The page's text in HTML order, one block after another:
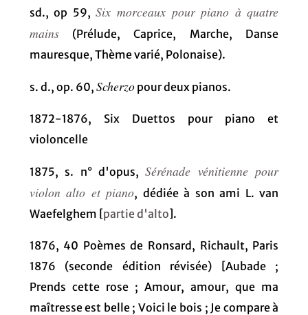
sd., op 59,Six morceaux pour piano à quatre
mains(Prélude, Caprice, Marche, Danse
mauresque, Thème varié, Polonaise).
s. d., op. 60, Scherzopour deux pianos.
1872-1876, Six Duettos pour piano et
violoncelle
1875, s. n° d'opus,Sérénade vénitienne pour
violon alto et piano, dédiée à son ami L. van
Waefelghem [partie d'alto].
1876, 40 Poèmes de Ronsard, Richault, Paris
1876 (seconde édition révisée) [Aubade ;
Prends cette rose ; Amour, amour, que ma
maîtresse est belle ; Voici le bois ; Je compare à